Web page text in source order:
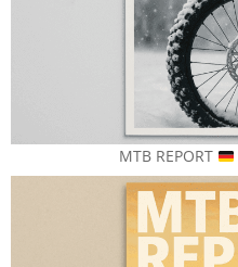
MTB REPORT